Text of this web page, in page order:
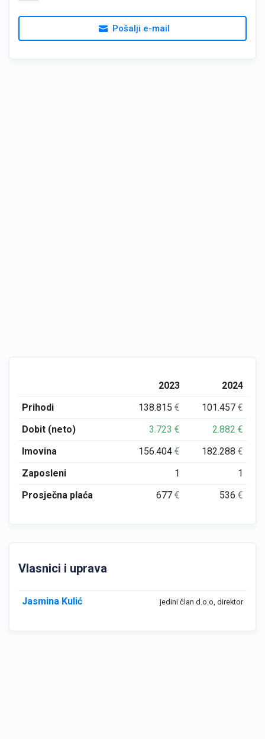
Pošalji e-mail
2023
2024
Prihodi
138.815€ 101.457€
Dobit (neto)
3.723€ 2.882€
Imovina
156.404€ 182.288€
Zaposleni
1
1
Prosječna plaća
677€ 536€
Vlasnici i uprava
Jasmina Kulić jedini član d.o.o, direktor